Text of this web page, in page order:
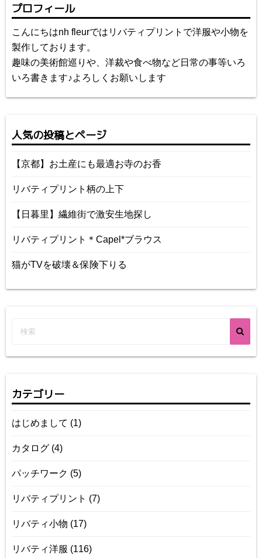
プロフィール
こんにちはnh fleurではリバティプリントで洋服や小物を
製作しております。
趣味の美術館巡りや、洋裁や食べ物など日常の事等いろ
いろ書きます♪よろしくお願いします
人気の投稿とページ
【京都】お土産にも最適お寺のお香
リバティプリント柄の上下
【日暮里】繊維街で激安生地探し
リバティプリント＊Capel*ブラウス
猫がTVを破壊＆保険下りる
カテゴリー
はじめまして (1)
カタログ (4)
パッチワーク (5)
リバティプリント (7)
リバティ小物 (17)
リバティ洋服 (116)